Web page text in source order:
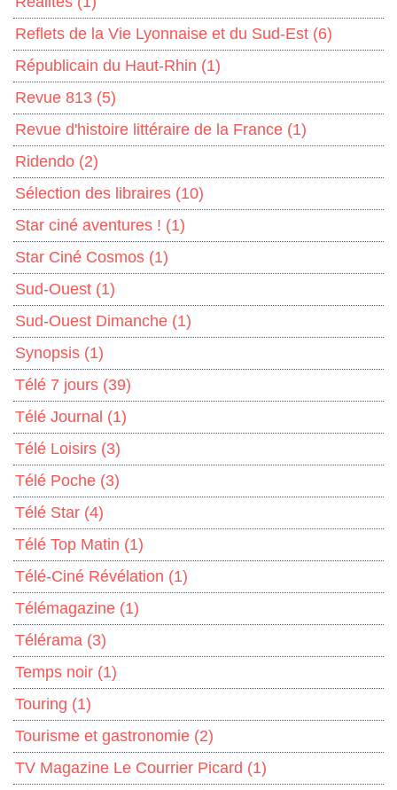
Reflets de la Vie Lyonnaise et du Sud-Est (6)
Républicain du Haut-Rhin (1)
Revue 813 (5)
Revue d'histoire littéraire de la France (1)
Ridendo (2)
Sélection des libraires (10)
Star ciné aventures ! (1)
Star Ciné Cosmos (1)
Sud-Ouest (1)
Sud-Ouest Dimanche (1)
Synopsis (1)
Télé 7 jours (39)
Télé Journal (1)
Télé Loisirs (3)
Télé Poche (3)
Télé Star (4)
Télé Top Matin (1)
Télé-Ciné Révélation (1)
Télémagazine (1)
Télérama (3)
Temps noir (1)
Touring (1)
Tourisme et gastronomie (2)
TV Magazine Le Courrier Picard (1)